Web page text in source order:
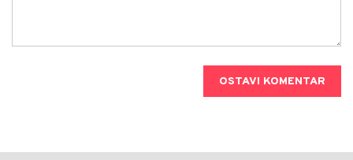
OSTAVI KOMENTAR